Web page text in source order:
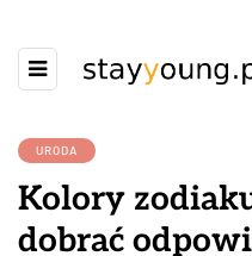
URODA
Kolory
dobrać